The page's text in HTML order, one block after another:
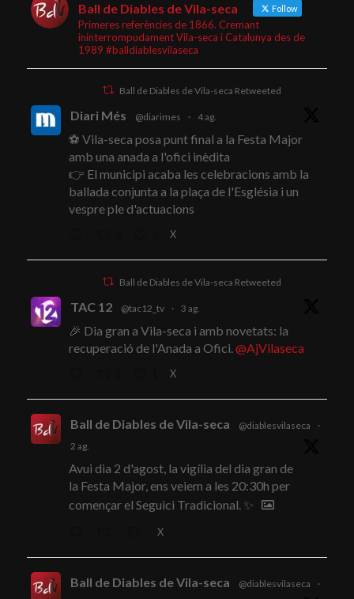
Ball de Diables de Vila-seca Follow
Primeres referències de 1866. Cremant
ininterrompudament Vila-seca i Catalunya des de
1989 #balldiablesvilaseca
Ball de Diables de Vila-seca Retweeted
Diari Més @diarimes · 4 ag.
⚽ Vila-seca posa punt final a la Festa Major
amb una anada a l'ofici inèdita
👉 El municipi acaba les celebracions amb la
ballada conjunta a la plaça de l'Església i un
vespre ple d'actuacions
X
Ball de Diables de Vila-seca Retweeted
TAC 12 @tac12_tv · 3 ag.
🎉 Dia gran a Vila-seca i amb novetats: la
recuperació de l'Anada a Ofici.@AjVilaseca
X
Ball de Diables de Vila-seca @diablesvilaseca
·
2 ag.
Avui dia 2 d'agost, la vigília del dia gran de
la Festa Major, ens veiem a les 20:30h per
començar el Seguici Tradicional. ✨
X
Ball de Diables de Vila-seca @diablesvilaseca
·